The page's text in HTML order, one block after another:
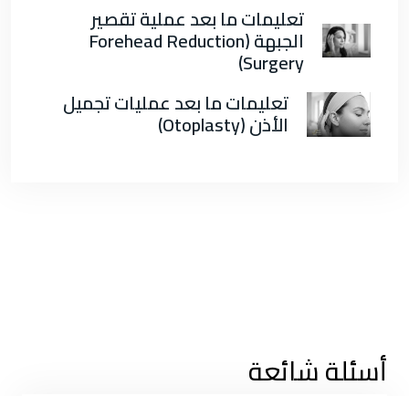
تعليمات ما بعد عملية تقصير
الجبهة (Forehead Reduction
Surgery)
تعليمات ما بعد عمليات تجميل
الأذن (Otoplasty)
أسئلة شائعة